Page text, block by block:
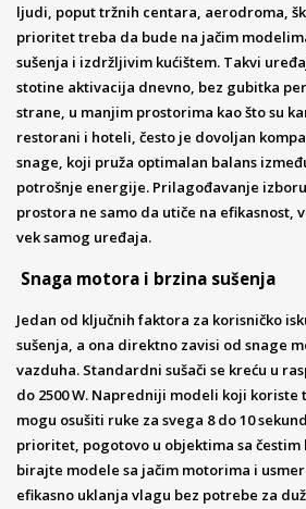
ljudi, poput tržnih centara, aerodroma,
prioritet treba da bude na jačim
sušenja i izdržljivim kućištem. Takvi
stotine aktivacija dnevno, bez gubitka
strane, u manjim prostorima kao što su
restorani i hoteli, često je dovoljan
snage, koji pruža optimalan balans
potrošnje energije. Prilagođavanje
prostora ne samo da utiče na efikasnost,
vek samog uređaja.
Snaga motora i brzina sušenja
Jedan od ključnih faktora za korisničko
sušenja, a ona direktno zavisi od snage
vazduha. Standardni sušači se kreću u
do 2500 W. Napredniji modeli koji koriste
mogu osušiti ruke za svega 8 do 10
prioritet, pogotovo u objektima sa
birajte modele sa jačim motorima i
efikasno uklanja vlagu bez potrebe za